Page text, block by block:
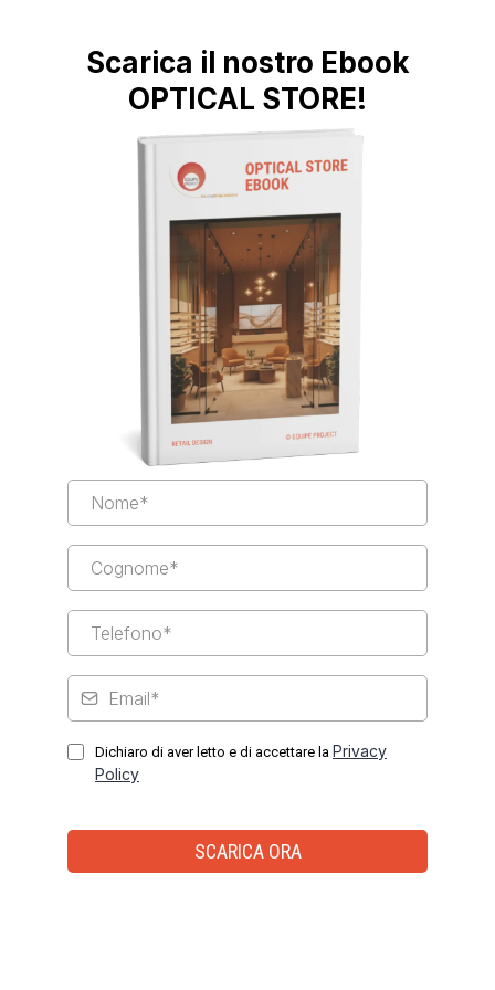
Scarica il nostro Ebook
OPTICAL STORE!
Dichiaro di aver letto e di accettare la Privacy
Policy
SCARICA ORA